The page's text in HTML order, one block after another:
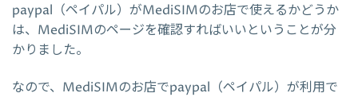
paypal（ペイパル）がMediSIMのお店で使えるかどうか
は、MediSIMのページを確認すればいいということが分
かりました。
なので、MediSIMのお店でpaypal（ペイパル）が利用で